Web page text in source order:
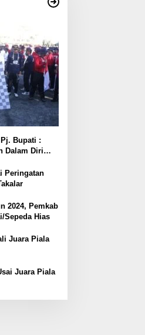
Bupati :
Dalam Diri
Peringatan
2024, Pemkab
Sepeda Hias
Juara Piala
Juara Piala